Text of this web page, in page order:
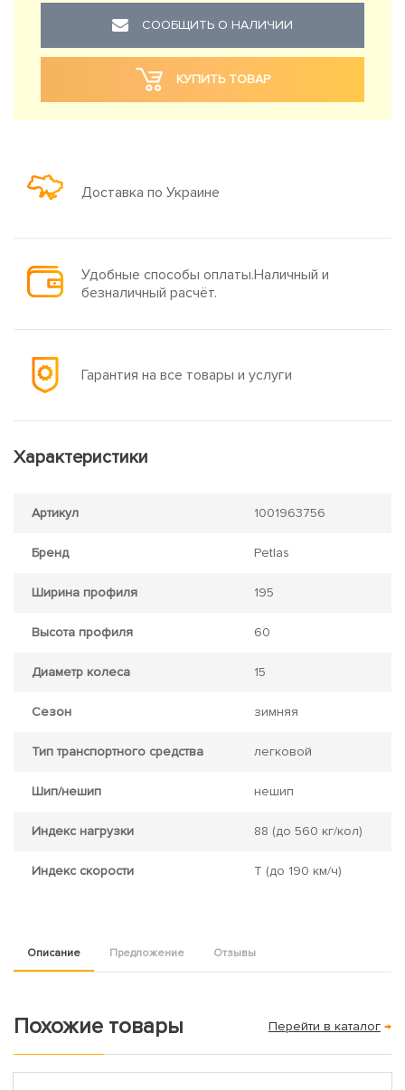
СООБЩИТЬ О НАЛИЧИИ
КУПИТЬ ТОВАР
Доставка по Украине
Удобные способы оплаты.Наличный и
безналичный расчёт.
Гарантия на все товары и услуги
Характеристики
Артикул 1001963756
Бренд Petlas
Ширина профиля 195
Высота профиля 60
Диаметр колеса 15
Сезон зимняя
Тип транспортного средства легковой
Шип/нешип нешип
Индекс нагрузки 88 (до 560 кг/кол)
Индекс скорости T (до 190 км/ч)
Описание Предложение Отзывы
Похожие товары Перейти в каталог →